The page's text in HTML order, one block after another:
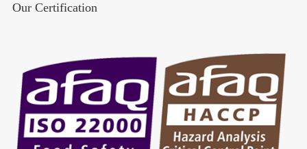
Our Certification